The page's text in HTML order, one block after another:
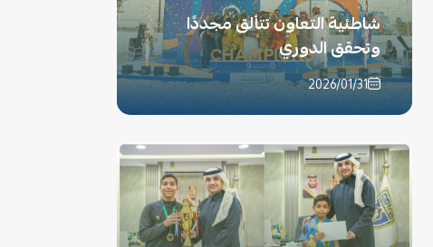
شاطئية التعاون تتألق مجددًا
وتحقق الدوري
2026/01/31